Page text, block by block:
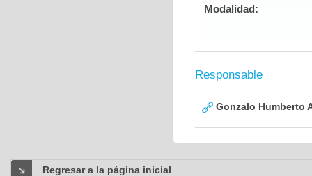
Modalidad:
Responsable
Gonzalo Humberto
Regresar a la página inicial